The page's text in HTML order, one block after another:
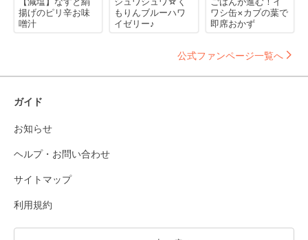
揚げのピリ辛お味
噌汁
もりんブルーハワ
イゼリー♪
ワシ缶×カブの葉で
即席おかず
公式ファンページ一覧へ
ガイド
お知らせ
ヘルプ・お問い合わせ
サイトマップ
利用規約